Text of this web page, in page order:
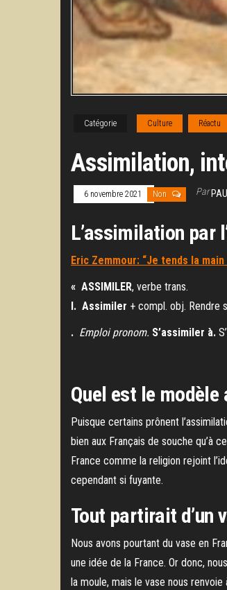
Catégorie Culture Réactu
Assimilation,
6 novembre 2021 Non Par
L’assimilation par
Eric Zemmour: “Je tends la
« ASSIMILER, verbe trans.
I. Assimiler + compl. obj. Rendre
. Emploi pronom. S’assimiler à.
Quel est le modèle
Puisque certains prônent
bien aux Français de souche qu’à
France comme la religion rejoint
cependant si fuyante.
Tout partirait d’un
Nous avons pourtant du vase en
une idée de la France. Or donc,
la moule, mais le vase nous